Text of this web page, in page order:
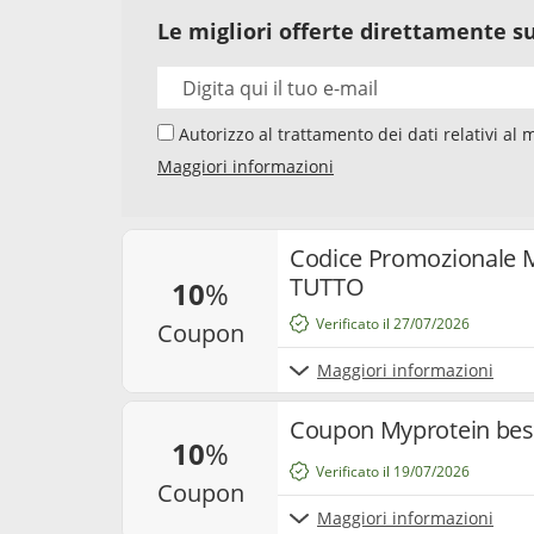
Le migliori offerte direttamente
GmbH, Starstraße 2, D - 22305 Amburg,
newsletter sui temi "Codici Sconto" e "Offerte".
e cookie utilizzati per misurare i risultati.
e annullare l’iscrizione alla newsletter. Per
privacy policy.
Maggiori informazioni
10%
coupon
Codice Promozionale
TUTTO
Maggiori informazioni
Verificato il 27/07/2026
10%
coupon
Coupon Myprotein
Maggiori informazioni
Verificato il 19/07/2026